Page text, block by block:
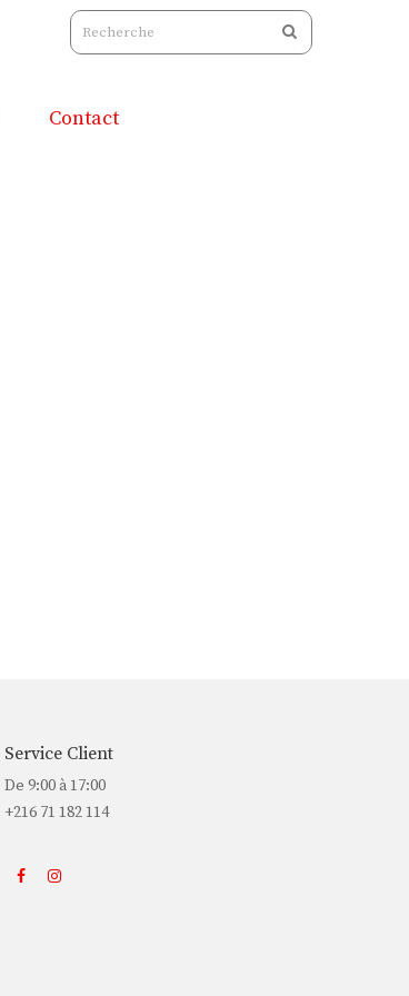
Contact
Service Client
De 9:00 à 17:00
+216 71 182 114